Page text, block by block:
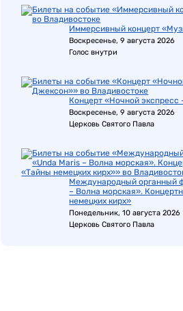
Иммерсивный концерт
Воскресенье, 9 августа 2026
Голос внутри
Концерт «Ночной
Воскресенье, 9 августа 2026
Церковь Святого Павла
Международный органный
– Волна морская».
немецких кирх»
Понедельник, 10 августа 2026
Церковь Святого Павла